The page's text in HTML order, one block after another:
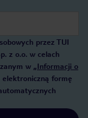
przez TUI
z o.o. w celach
w „Informacji o
elektroniczną formę